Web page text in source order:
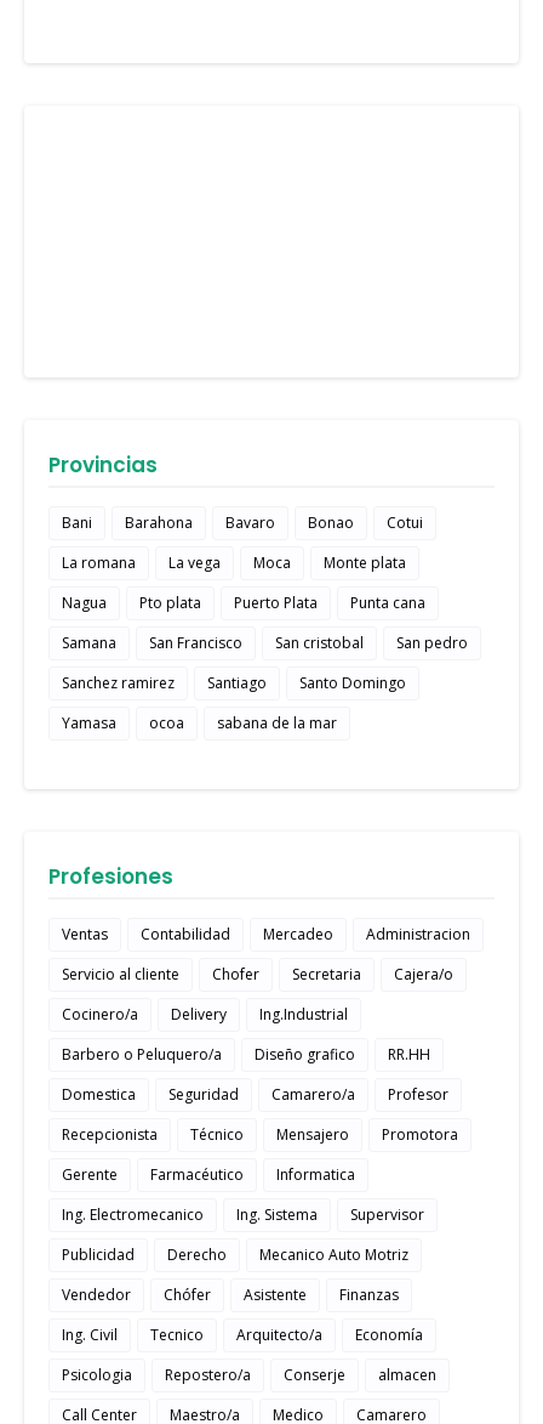
Provincias
Bani Barahona Bavaro Bonao
Cotui
La romana
La vega Moca
Monte plata
Nagua
Pto plata Puerto Plata
Punta cana
Samana
San Francisco San cristobal
San pedro
Sanchez ramirez
Santiago
Santo Domingo
Yamasa
ocoa sabana de la mar
Profesiones
Ventas Contabilidad Mercadeo
Administracion
Servicio al cliente
Chofer Secretaria
Cajera/o
Cocinero/a
Delivery
Ing.Industrial
Barbero o Peluquero/a
Diseño grafico
RR.HH
Domestica
Seguridad Camarero/a
Profesor
Recepcionista
Técnico Mensajero
Promotora
Gerente
Farmacéutico
Informatica
Ing. Electromecanico
Ing. Sistema
Supervisor
Publicidad
Derecho
Mecanico Auto Motriz
Vendedor
Chófer Asistente
Finanzas
Ing. Civil
Tecnico Arquitecto/a
Economía
Psicologia
Repostero/a Conserje
almacen
Call Center
Maestro/a Medico Camarero